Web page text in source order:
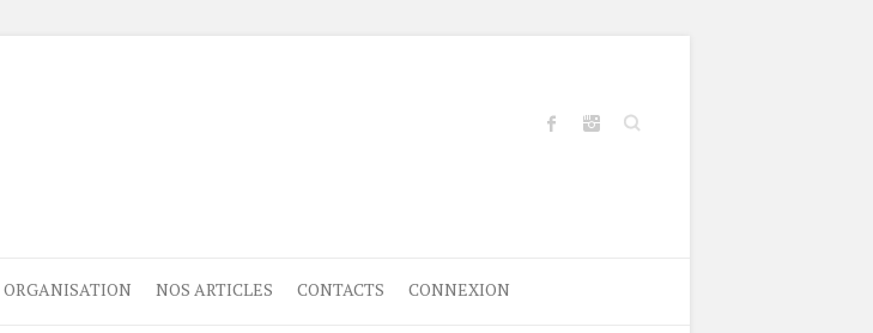
Search
ORGANISATION NOS ARTICLES CONTACTS CONNEXION